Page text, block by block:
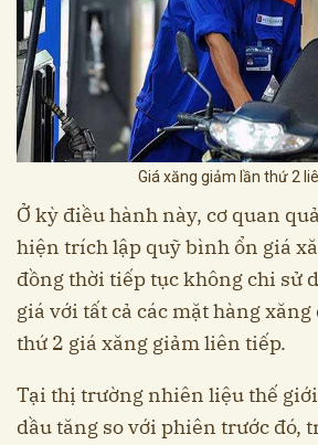
Giá xăng giảm lần thứ 2
Ở kỳ điều hành này, cơ quan
hiện trích lập quỹ bình ổn giá
đồng thời tiếp tục không chi sử
giá với tất cả các mặt hàng
thứ 2 giá xăng giảm liên tiếp.
Tại thị trường nhiên liệu thế
dầu tăng so với phiên trước đó,